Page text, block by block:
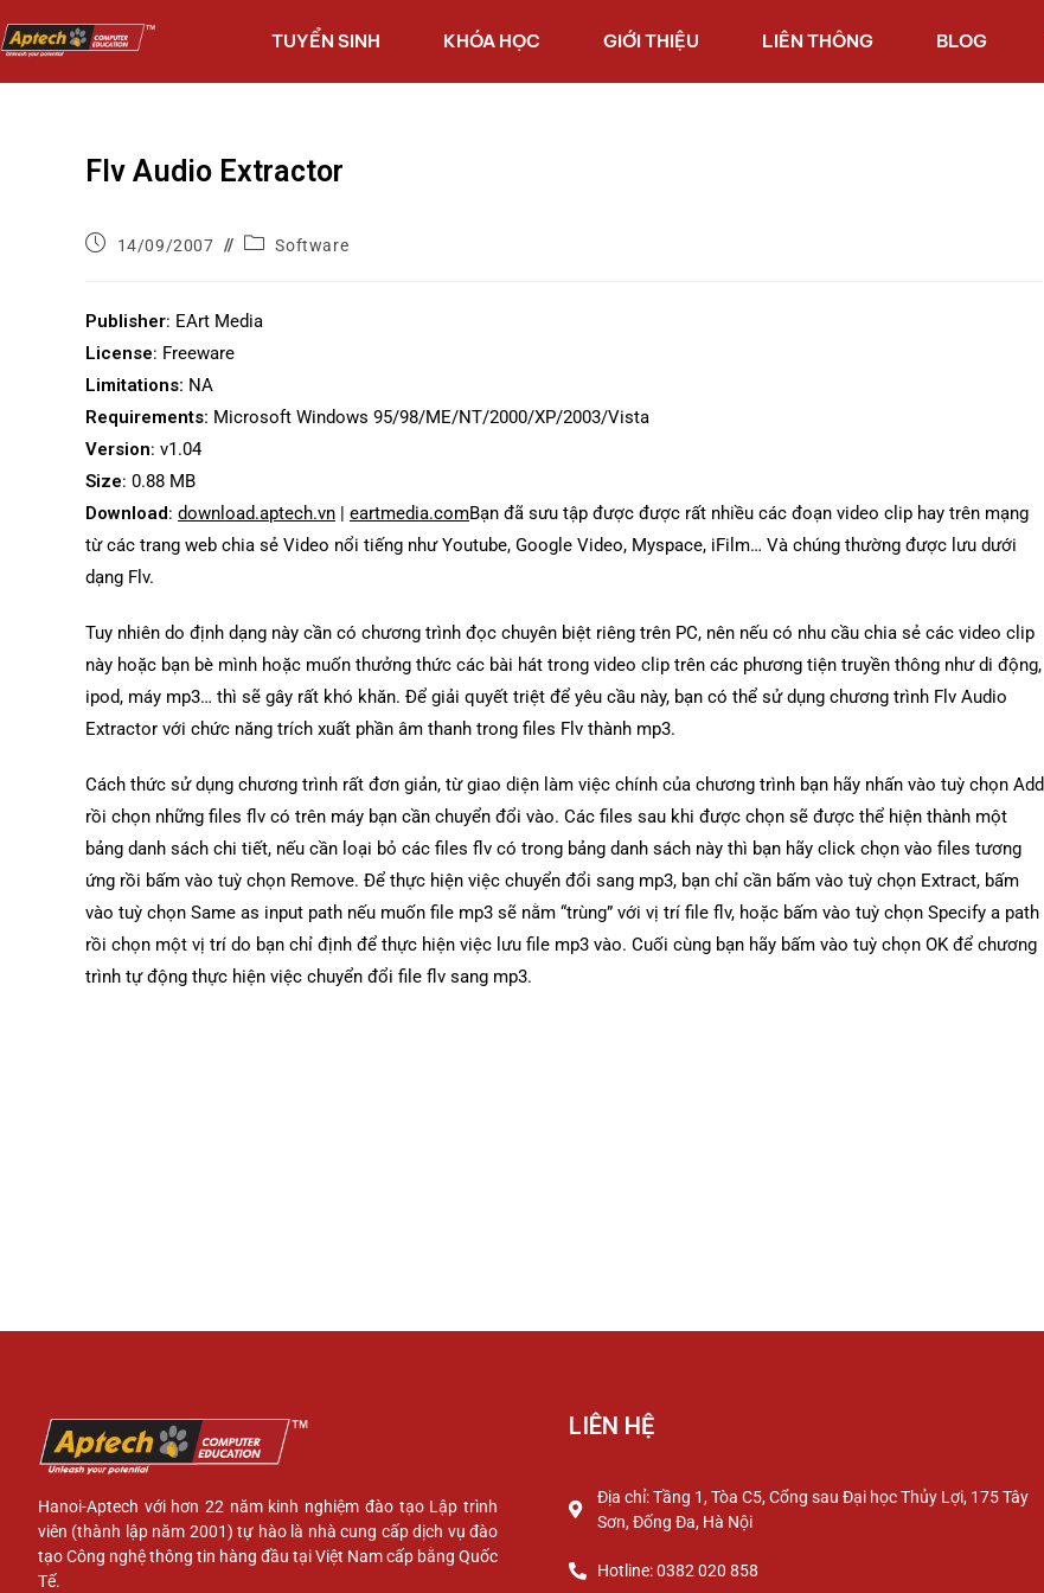
TUYỂN SINH KHÓA HỌC GIỚI THIỆU LIÊN THÔNG BLOG
Flv Audio Extractor
14/09/2007 Software
Publisher: EArt Media
License: Freeware
Limitations: NA
Requirements: Microsoft Windows 95/98/ME/NT/2000/XP/2003/Vista
Version: v1.04
Size: 0.88 MB
Download: download.aptech.vn | eartmedia.comBạn đã sưu tập được được rất nhiều các đoạn video clip hay trên mạng
từ các trang web chia sẻ Video nổi tiếng như Youtube, Google Video, Myspace, iFilm… Và chúng thường được lưu dưới
dạng Flv.
Tuy nhiên do định dạng này cần có chương trình đọc chuyên biệt riêng trên PC, nên nếu có nhu cầu chia sẻ các video clip
này hoặc bạn bè mình hoặc muốn thưởng thức các bài hát trong video clip trên các phương tiện truyền thông như di động,
ipod, máy mp3… thì sẽ gây rất khó khăn. Để giải quyết triệt để yêu cầu này, bạn có thể sử dụng chương trình Flv Audio
Extractor với chức năng trích xuất phần âm thanh trong files Flv thành mp3.
Cách thức sử dụng chương trình rất đơn giản, từ giao diện làm việc chính của chương trình bạn hãy nhấn vào tuỳ chọn Add
rồi chọn những files flv có trên máy bạn cần chuyển đổi vào. Các files sau khi được chọn sẽ được thể hiện thành một
bảng danh sách chi tiết, nếu cần loại bỏ các files flv có trong bảng danh sách này thì bạn hãy click chọn vào files tương
ứng rồi bấm vào tuỳ chọn Remove. Để thực hiện việc chuyển đổi sang mp3, bạn chỉ cần bấm vào tuỳ chọn Extract, bấm
vào tuỳ chọn Same as input path nếu muốn file mp3 sẽ nằm “trùng” với vị trí file flv, hoặc bấm vào tuỳ chọn Specify a path
rồi chọn một vị trí do bạn chỉ định để thực hiện việc lưu file mp3 vào. Cuối cùng bạn hãy bấm vào tuỳ chọn OK để chương
trình tự động thực hiện việc chuyển đổi file flv sang mp3.
Hanoi-Aptech với hơn 22 năm kinh nghiệm đào tạo Lập trình
viên (thành lập năm 2001) tự hào là nhà cung cấp dịch vụ đào
tạo Công nghệ thông tin hàng đầu tại Việt Nam cấp bằng Quốc
Tế.
LIÊN HỆ
Địa chỉ: Tầng 1, Tòa C5, Cổng sau Đại học Thủy Lợi, 175 Tây
Sơn, Đống Đa, Hà Nội
Hotline: 0382 020 858